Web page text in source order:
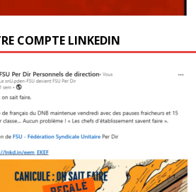
COMPTE LINKEDIN